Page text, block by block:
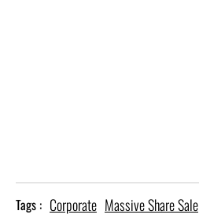
Tags : Corporate Massive Share Sale